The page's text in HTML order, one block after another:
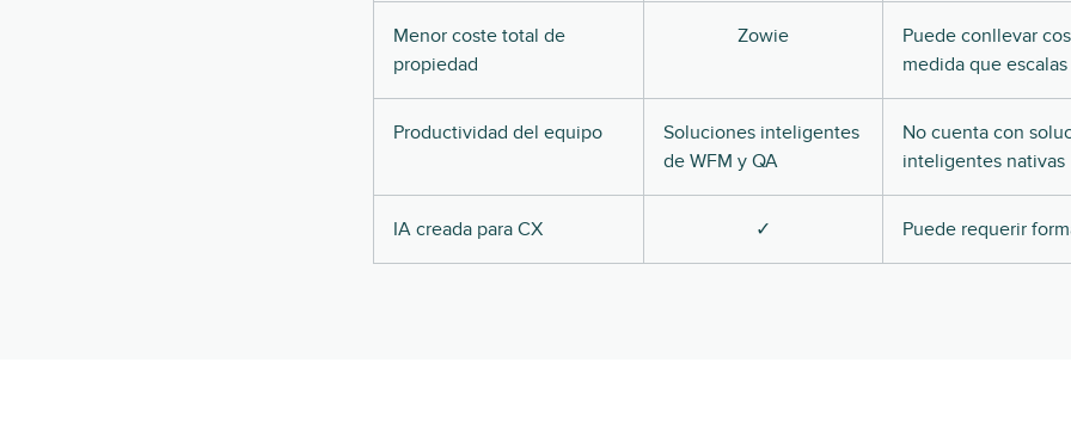
Menor coste total de
propiedad
Zowie
Puede conllevar
medida que escalas
Productividad del equipo
Soluciones inteligentes
de WFM y QA
No cuenta con
inteligentes nativas
IA creada para CX ✓ Puede requerir